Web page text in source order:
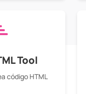
Tool
código HTML